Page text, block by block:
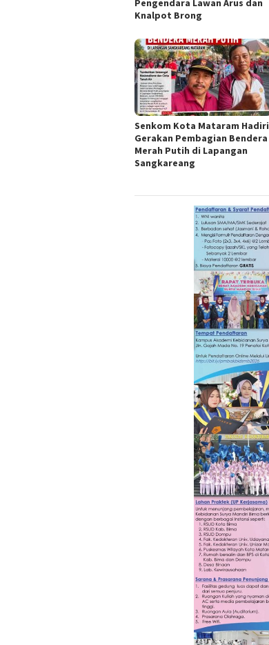
Pengendara Lawan Arus dan
Knalpot Brong
Senkom Kota Mataram Hadiri
Gerakan Pembagian Bendera
Merah Putih di Lapangan
Sangkareang